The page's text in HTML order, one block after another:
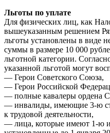
Льготы по уплате
Для физических лиц, как
вышеуказанным решением
льготы установлены в виде
суммы в размере 10 000
льготной категории.
указанной льготой могут
— Герои Советского Союза,
— Герои Российской
— полные кавалеры ордена
— инвалиды, имеющие 3-ю
к трудовой деятельности,
— лица, которые имеют 1-ю